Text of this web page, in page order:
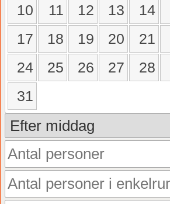
10 11 12 13 14
17
18 19 20 21
24
25 26 27 28
31